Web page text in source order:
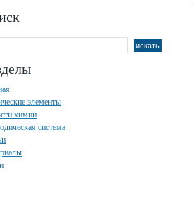
элементы
химии
система